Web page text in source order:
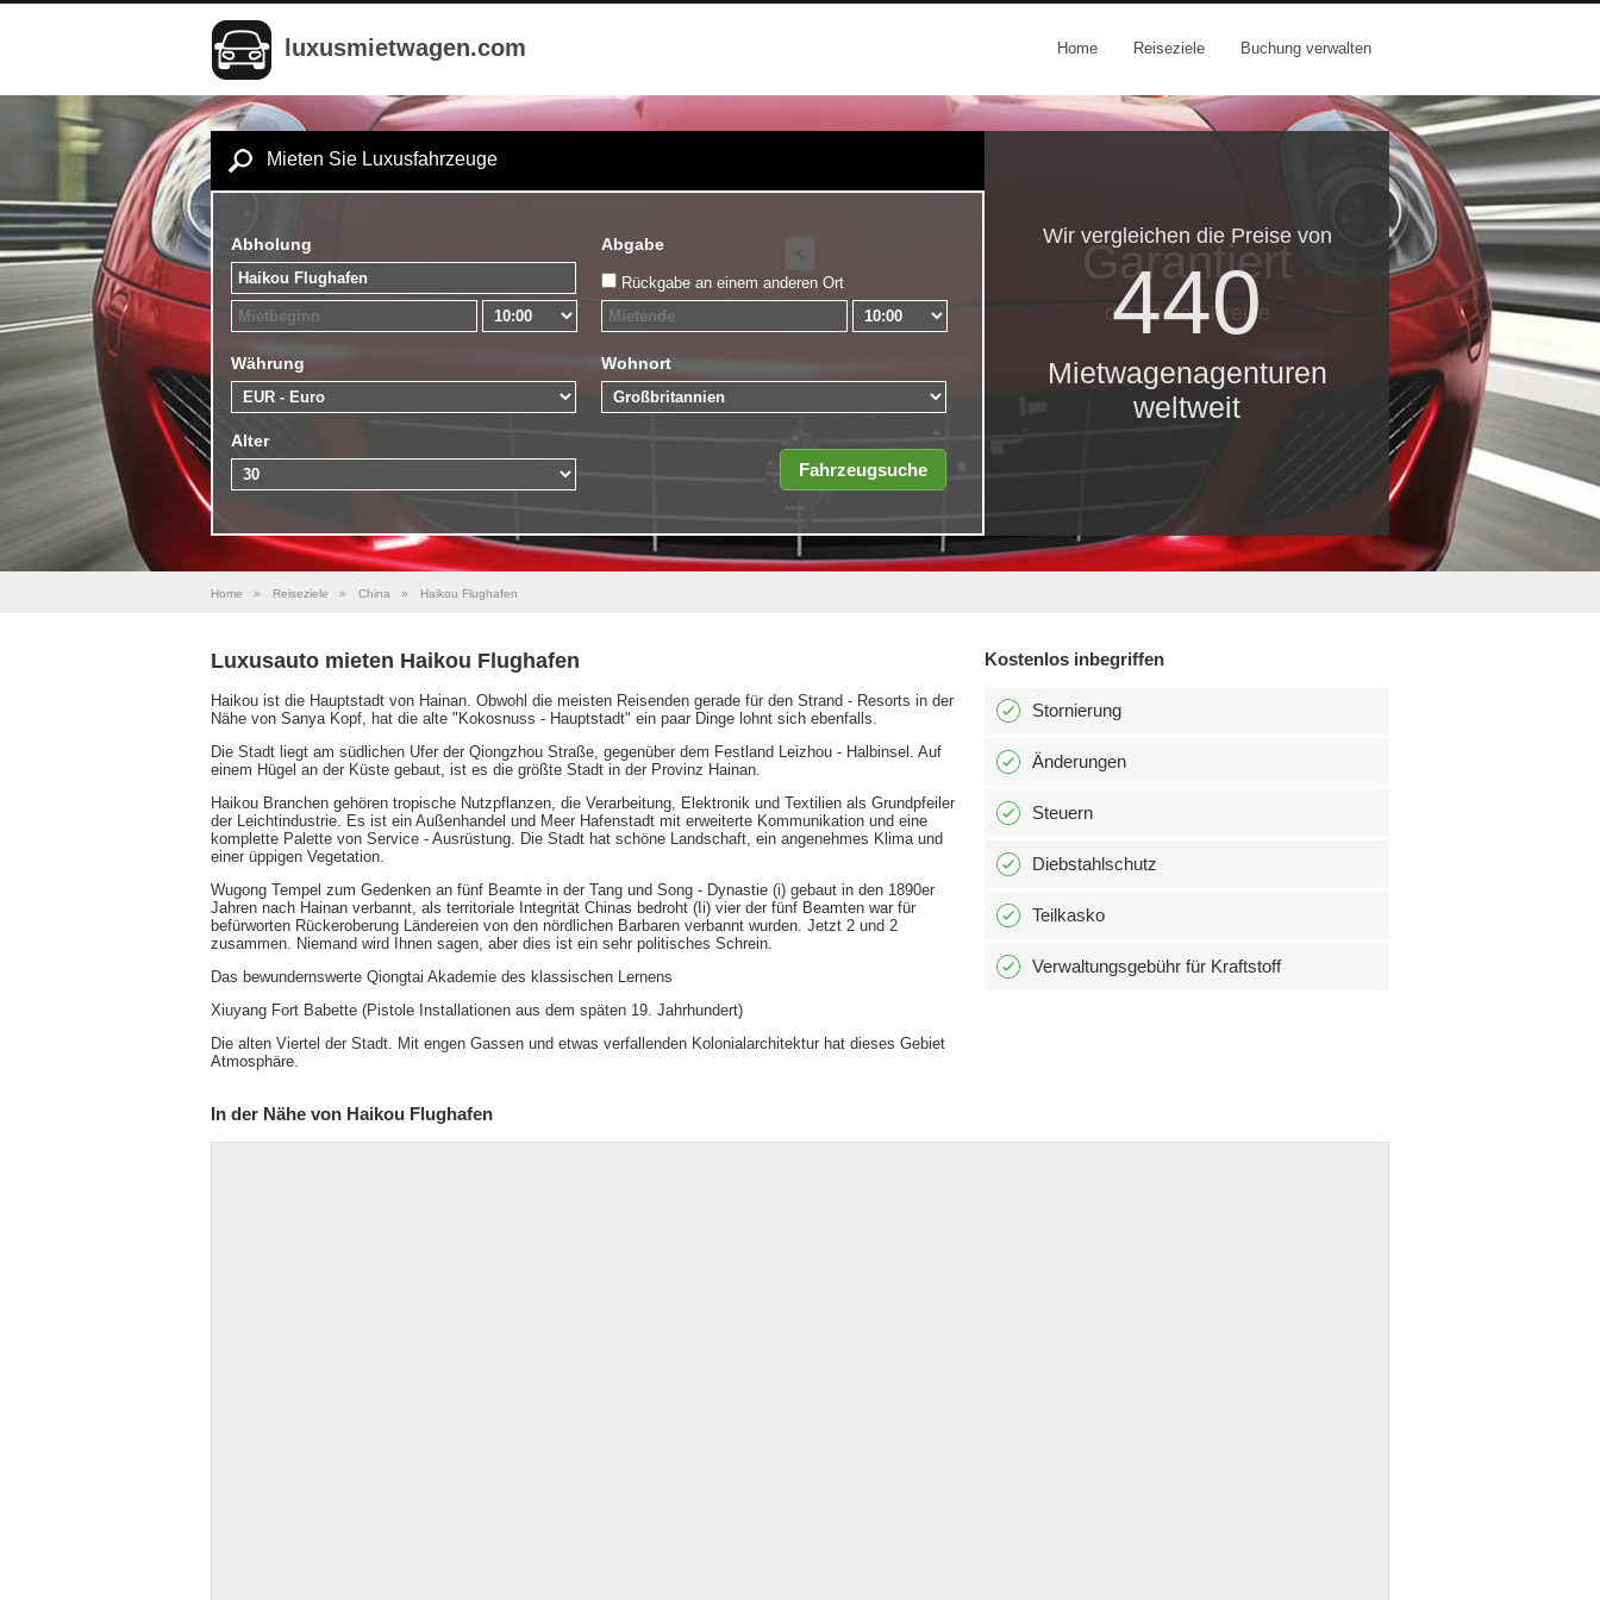
luxusmietwagen.com Home Reiseziele Buchung verwalten
Mieten Sie Luxusfahrzeuge
Abholung Abgabe
Rückgabe an einem anderen Ort
Währung Wohnort
Alter
Wir vergleichen die Preise von
440
Mietwagenagenturen
weltweit
Garantiert
die besten Preise
Home » Reiseziele » China » Haikou Flughafen
Luxusauto mieten Haikou Flughafen
Haikou ist die Hauptstadt von Hainan. Obwohl die meisten Reisenden gerade für den Strand - Resorts in der
Nähe von Sanya Kopf, hat die alte "Kokosnuss - Hauptstadt" ein paar Dinge lohnt sich ebenfalls.
Die Stadt liegt am südlichen Ufer der Qiongzhou Straße, gegenüber dem Festland Leizhou - Halbinsel. Auf
einem Hügel an der Küste gebaut, ist es die größte Stadt in der Provinz Hainan.
Haikou Branchen gehören tropische Nutzpflanzen, die Verarbeitung, Elektronik und Textilien als Grundpfeiler
der Leichtindustrie. Es ist ein Außenhandel und Meer Hafenstadt mit erweiterte Kommunikation und eine
komplette Palette von Service - Ausrüstung. Die Stadt hat schöne Landschaft, ein angenehmes Klima und
einer üppigen Vegetation.
Wugong Tempel zum Gedenken an fünf Beamte in der Tang und Song - Dynastie (i) gebaut in den 1890er
Jahren nach Hainan verbannt, als territoriale Integrität Chinas bedroht (Ii) vier der fünf Beamten war für
befürworten Rückeroberung Ländereien von den nördlichen Barbaren verbannt wurden. Jetzt 2 und 2
zusammen. Niemand wird Ihnen sagen, aber dies ist ein sehr politisches Schrein.
Das bewundernswerte Qiongtai Akademie des klassischen Lernens
Xiuyang Fort Babette (Pistole Installationen aus dem späten 19. Jahrhundert)
Die alten Viertel der Stadt. Mit engen Gassen und etwas verfallenden Kolonialarchitektur hat dieses Gebiet
Atmosphäre.
Kostenlos inbegriffen
Stornierung
Änderungen
Steuern
Diebstahlschutz
Teilkasko
Verwaltungsgebühr für Kraftstoff
In der Nähe von Haikou Flughafen